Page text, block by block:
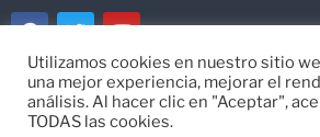
© Ayuntamiento de Campos del Río de
Utilizamos cookies en nuestro sitio
una mejor experiencia, mejorar el
análisis. Al hacer clic en "Aceptar",
TODAS las cookies.